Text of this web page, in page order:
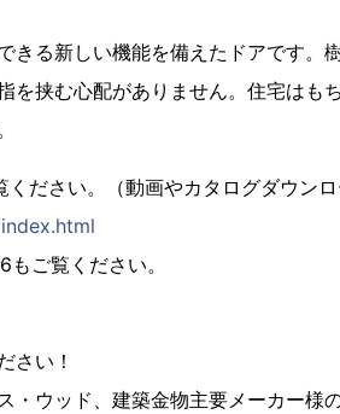
きる新しい機能を備えたドアです。
を挟む心配がありません。住宅はも
ださい。（動画やカタログダウンロ
ご覧ください。
さい！
・ウッド、建築金物主要メーカー様